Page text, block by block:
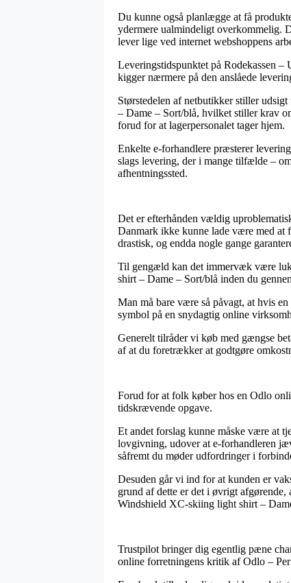
Du kunne også planlægge at få
ydermere ualmindeligt overkommelig.
lever lige ved internet webshoppens
Leveringstidspunktet på Rodekassen –
kigger nærmere på den anslåede
Størstedelen af netbutikker stiller
– Dame – Sort/blå, hvilket stiller krav
forud for at lagerpersonalet tager hjem.
Enkelte e-forhandlere præsterer
slags levering, der i mange tilfælde –
afhentningssted.
Det er efterhånden vældig
Danmark ikke kunne lade være med at
drastisk, og endda nogle gange
Til gengæld kan det immervæk være
shirt – Dame – Sort/blå inden du
Man må bare være så påvagt, at hvis
symbol på en snydagtig online
Generelt tilråder vi køb med gængse
af at du foretrækker at godtgøre
Forud for at folk køber hos en Odlo
tidskrævende opgave.
Et andet forslag kunne måske være at
lovgivning, udover at e-forhandleren
såfremt du møder udfordringer i
Desuden går vi ind for at kunden er
grund af dette er det i øvrigt
Windshield XC-skiing light shirt –
Trustpilot bringer dig egentlig pæne
online forretningens kritik af Odlo –